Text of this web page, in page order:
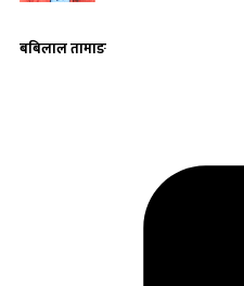
बबिलाल तामाङ